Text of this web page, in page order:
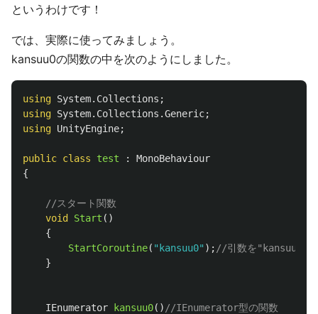
というわけです！
では、実際に使ってみましょう。
kansuu0の関数の中を次のようにしました。
using System.Collections ;
using System.Collections.Generic;
using UnityEngine;
public class test :
MonoBehaviour
{
//スタート関数
void
Start ()
{
StartCoroutine( "kansuu0" ); //引数を"kansuu0"と
}
IEnumerator kansuu0() //IEnumerator型の関数